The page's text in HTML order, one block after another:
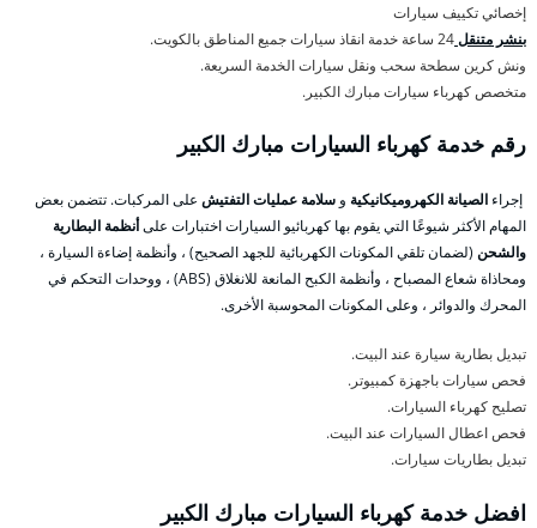
إخصائي تكييف سيارات
بنشر متنقل24 ساعة خدمة انقاذ سيارات جميع المناطق بالكويت.
ونش كرين سطحة سحب ونقل سيارات الخدمة السريعة.
متخصص كهرباء سيارات مبارك الكبير.
رقم خدمة كهرباء السيارات مبارك الكبير
إجراء الصيانة الكهروميكانيكية و سلامة عمليات التفتيش على المركبات. تتضمن بعض
المهام الأكثر شيوعًا التي يقوم بها كهربائيو السيارات اختبارات علىأنظمة البطارية
والشحن (لضمان تلقي المكونات الكهربائية للجهد الصحيح) ، وأنظمة إضاءة السيارة ،
ومحاذاة شعاع المصباح ، وأنظمة الكبح المانعة للانغلاق (ABS) ، ووحدات التحكم في
المحرك والدوائر ، وعلى المكونات المحوسبة الأخرى.
تبديل بطارية سيارة عند البيت.
فحص سيارات باجهزة كمبيوتر.
تصليح كهرباء السيارات.
فحص اعطال السيارات عند البيت.
تبديل بطاريات سيارات.
افضل خدمة كهرباء السيارات مبارك الكبير